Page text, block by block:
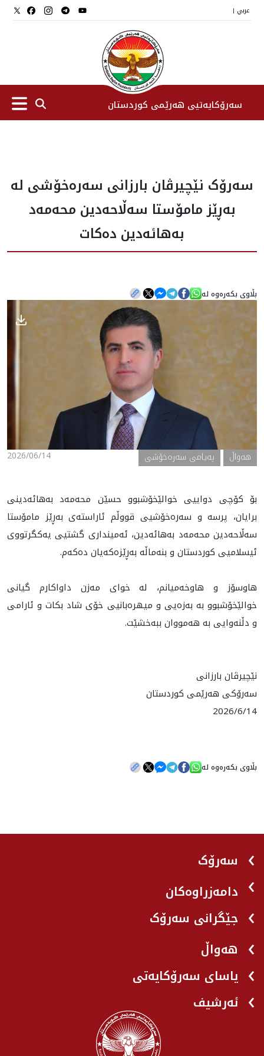
عربي |
سەرۆکایەتیی هەرێمی کوردستان
جێگرانی سه‌رۆک
ستافی سەرۆکایەتی
هه‌واڵ
گەلەری
سەرۆک نێچیرڤان بارزانی سەرەخۆشی لە
بەڕێز مامۆستا سەڵاحەدین محه‌مه‌د
بەهائەدین دەکات
بڵاوی بکەرەوە لە
2026/06/14 هه‌واڵ پەیامی سەرەخۆشی
بۆ کۆچی دواییی خوالێخۆشبوو حسێن محه‌مه‌د به‌هائه‌دينى
برایان، پرسه‌ و سه‌ره‌خۆشيى قووڵم ئاراسته‌ى به‌ڕێز مامۆستا
سەڵاحەدین محه‌مه‌د بەهائەدین، ئەمینداری گشتیی یەکگرتووی
ئیسلامیی کوردستان و بنه‌ماڵه‌ به‌ڕێزه‌كه‌يان ده‌كه‌م.
هاوسۆز و هاوخه‌ميانم، له‌ خواى مه‌زن داواكارم گيانى
خوالێخۆشبوو به‌ به‌زه‌يى و ميهره‌بانيى خۆى شاد بكات و ئارامى
و دڵنه‌وايى به‌ هه‌مووان ببه‌خشێت.
نێچيرڤان بارزانى
سه‌رۆكى هه‌رێمى كوردستان
2026/6/14
بڵاوی بکەرەوە لە
سەرۆک
دامەزراوەکان
جێگرانی سه‌رۆک
هه‌واڵ
یاسای سەرۆکایەتی
ئەرشیف